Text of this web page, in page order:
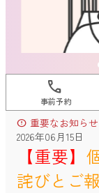
call
事前予約
error 重要なお知らせ
2026年06月15日
【重要】
詫びとご